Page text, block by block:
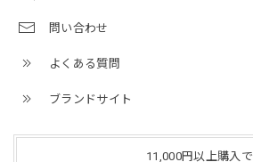
問い合わせ
よくある質問
ブランドサイト
11,000円以上購入で